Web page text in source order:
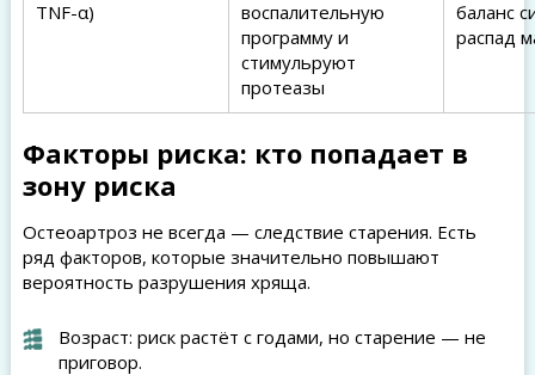
TNF-α)
воспалительную
программу и
стимульруют
протеазы
баланс
распад
Факторы риска: кто попадает в
зону риска
Остеоартроз не всегда — следствие старения. Есть
ряд факторов, которые значительно повышают
вероятность разрушения хряща.
Возраст: риск растёт с годами, но старение — не
приговор.